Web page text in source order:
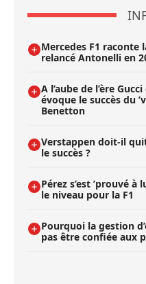
Mercedes F1 raconte
relancé Antonelli en
A l’aube de l’ère
évoque le succès du
Benetton
Verstappen doit-il
le succès ?
Pérez s’est ’prouvé à
le niveau pour la F1
Pourquoi la gestion
pas être confiée aux